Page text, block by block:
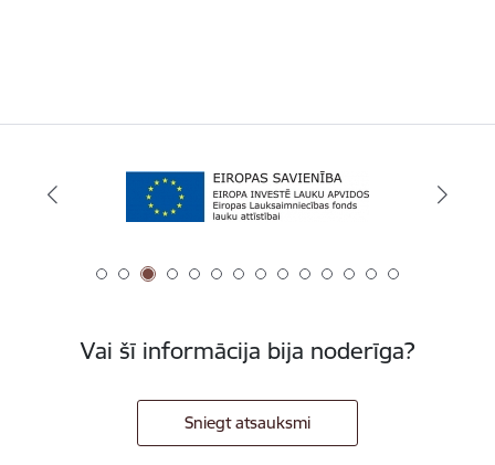
Vai šī informācija bija noderīga?
Sniegt atsauksmi